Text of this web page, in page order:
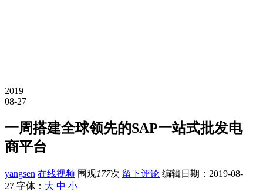
2019
08-27
一周搭建全球领先的SAP一站式批发电
商平台
yangsen 在线视频 围观177次 留下评论 编辑日期： 2019-08-
27 字体： 大 中 小